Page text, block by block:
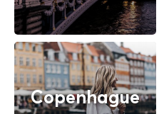
Copenhague